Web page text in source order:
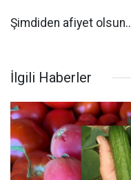
Şimdiden afiyet olsun..
İlgili Haberler